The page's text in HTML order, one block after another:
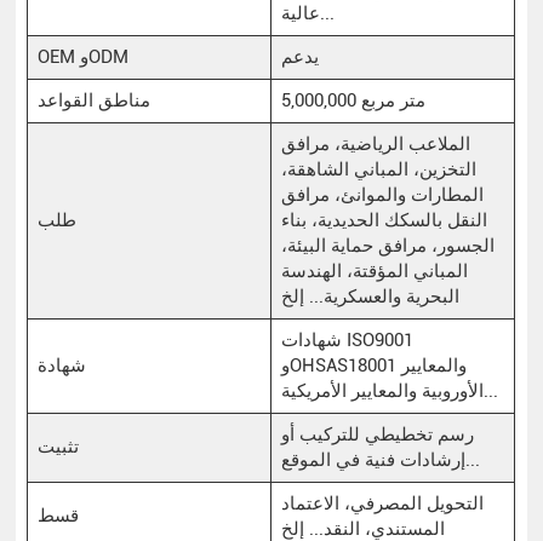
OEM وODM
يدعم
مناطق القواعد
5,000,000 متر مربع
طلب
الملاعب الرياضية، مرافق
التخزين، المباني الشاهقة،
المطارات والموانئ، مرافق
النقل بالسكك الحديدية، بناء
الجسور، مرافق حماية البيئة،
المباني المؤقتة، الهندسة
البحرية والعسكرية... إلخ
شهادة
شهادات ISO9001
وOHSAS18001 والمعايير
تثبيت
رسم تخطيطي للتركيب أو
قسط
التحويل المصرفي، الاعتماد
المستندي، النقد... إلخ